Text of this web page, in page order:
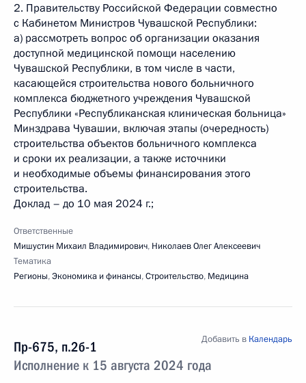
2. Правительству Российской Федерации совместно
с Кабинетом Министров Чувашской Республики:
а) рассмотреть вопрос об организации оказания
доступной медицинской помощи населению
Чувашской Республики, в том числе в части,
касающейся строительства нового больничного
комплекса бюджетного учреждения Чувашской
Республики «Республиканская клиническая больница»
Минздрава Чувашии, включая этапы (очередность)
строительства объектов больничного комплекса
и сроки их реализации, а также источники
и необходимые объемы финансирования этого
строительства.
Доклад – до 10 мая 2024 г.;
Ответственные
Мишустин Михаил Владимирович, Николаев Олег Алексеевич
Тематика
Регионы,Экономика и финансы,Строительство, Медицина
Пр-675, п.2б-1
Исполнение к 15 августа 2024 года
Добавить в Календарь